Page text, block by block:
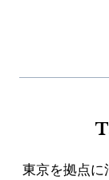
東京を拠点